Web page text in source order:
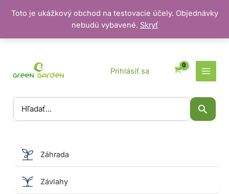
Toto je ukážkový obchod na testovacie účely. Objednávky
nebudú vybavené. Skryť
Vyhľadať:
Prihlásiť sa
Záhrada
Závlahy